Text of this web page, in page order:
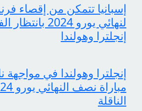
إسبانيا تتمكن من إقصاء
لنهائي يورو 2024
إنجلترا وهولندا
إنجلترا وهولندا في مواجهة
الناقلة